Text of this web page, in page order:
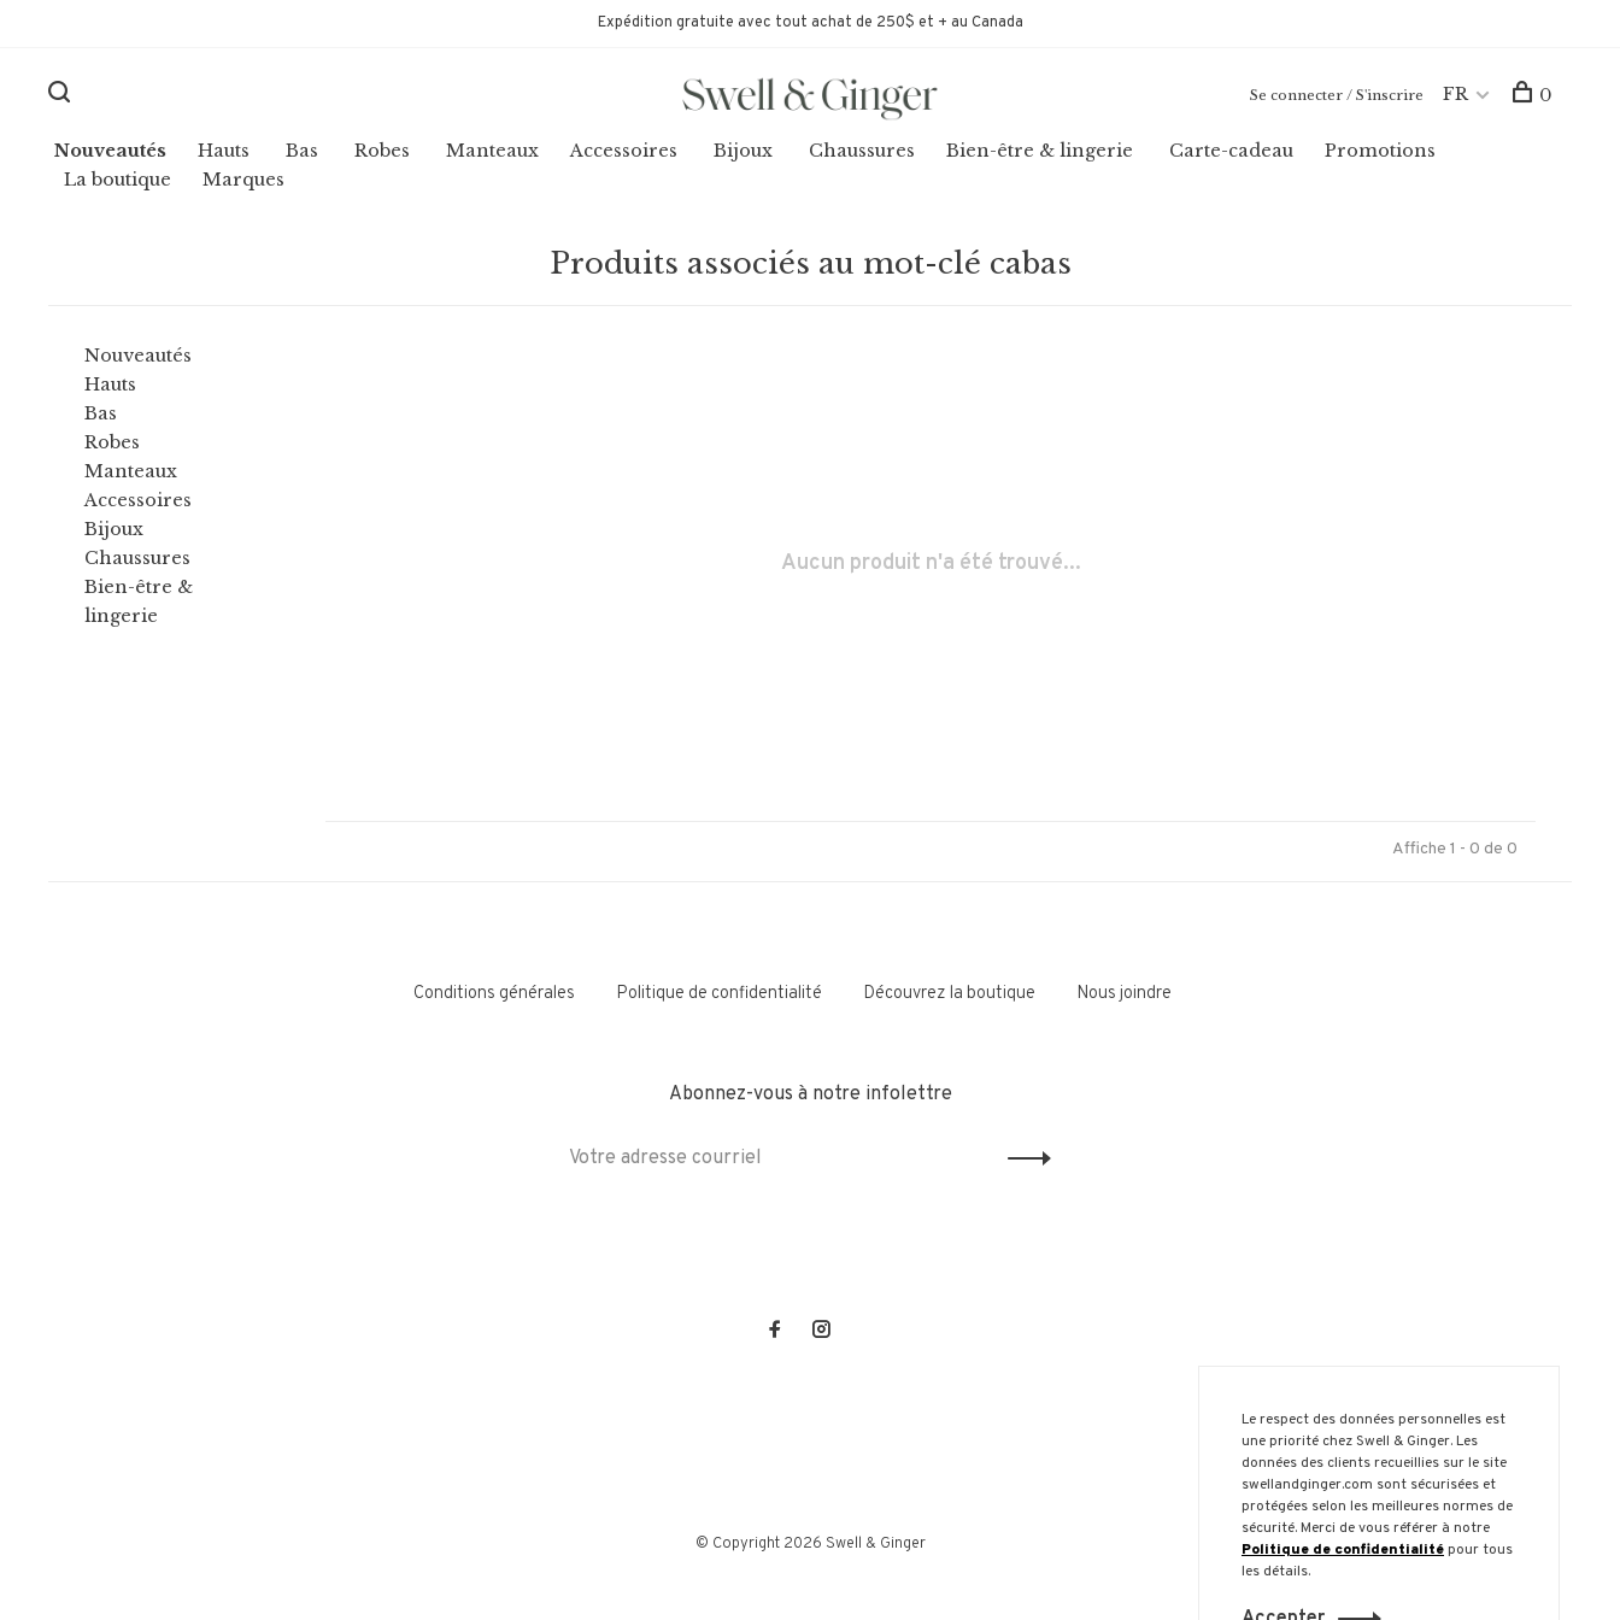
Expédition gratuite avec tout achat de 250$ et + au Canada
Nouveautés Hauts Bas Robes Manteaux Accessoires Bijoux Chaussures Bien-être & lingerie Carte-cadeau
Promotions
La boutique
Marques
Se connecter / S'inscrire FR 0
Produits associés au mot-clé cabas
Nouveautés
Hauts
Bas
Robes
Manteaux
Accessoires
Bijoux
Chaussures
Bien-être &
lingerie
Aucun produit n'a été trouvé...
Affiche 1 - 0 de 0
Conditions générales Politique de confidentialité Découvrez la boutique Nous joindre
Abonnez-vous à notre infolettre
© Copyright 2026 Swell & Ginger
Le respect des données personnelles est
une priorité chez Swell & Ginger. Les
données des clients recueillies sur le site
swellandginger.com sont sécurisées et
protégées selon les meilleures normes de
sécurité. Merci de vous référer à notre
Politique de confidentialitépour tous
les détails.